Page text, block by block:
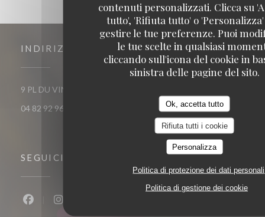
contenuti personalizzati. Clicca su
tutto', 'Rifiuta tutto' o
gestire le tue preferenze. Puoi
le tue scelte in qualsiasi
cliccando sull'icona del cookie in
sinistra delle pagine del sito.
Ok, accetta tutto
Rifiuta tutti i cookie
Personalizza
Politica di protezione dei dati personali
Politica di gestione dei cookie
INDIRIZZO
9 PL DU VINGT TROIS AOUT 1944 38300 Bourgoin-Jallieu
04 82 92 96 62
SEGUICI
Facebook ((apre una nuova finestra))
Instagram ((apre una nuova finestra))